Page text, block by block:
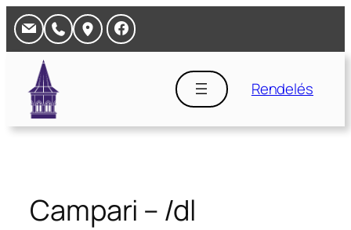
Ugrás
tartalomhoz
Rendelés
Campari – /dl